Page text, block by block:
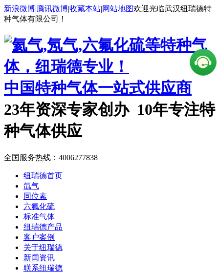
新浪微博|腾讯微博|收藏本站|网站地图欢迎光临武汉纽瑞德特
种气体有限公司！
中国特种气体一站式供应商
23年资深专家创办 10年专注特
种气体供应
全国服务热线： 4006277838
纽瑞德首页
氙气
同位素
六氟化硫
标准气体
纽瑞德产品
客户案例
关于纽瑞德
新闻资讯
联系纽瑞德